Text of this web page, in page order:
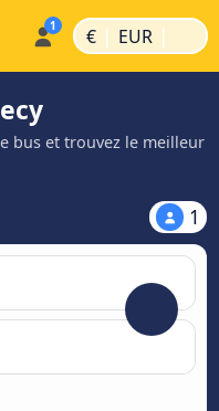
€ | EUR |
bus et trouvez le meilleur
1